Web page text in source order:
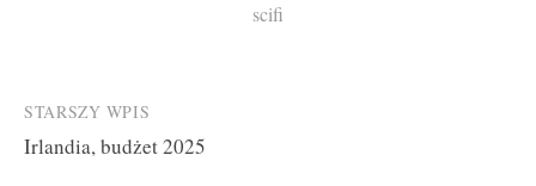
scifi
Post
navigation
STARSZY WPIS
Irlandia, budżet 2025